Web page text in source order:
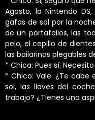
Agosto, la Nintendo
gafas de sol por la
de un portafolios, las
pelo, el cepillo de
las bailarinas plegables
* Chica: Pues sí.
* Chico: Vale. ¿Te cabe
sol, las llaves del
trabajo? ¿Tienes una